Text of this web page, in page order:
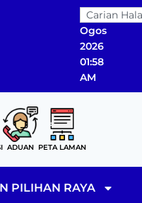
08
Ogos
2026
01:58
AM
ADUAN PETA LAMAN
PILIHAN RAYA